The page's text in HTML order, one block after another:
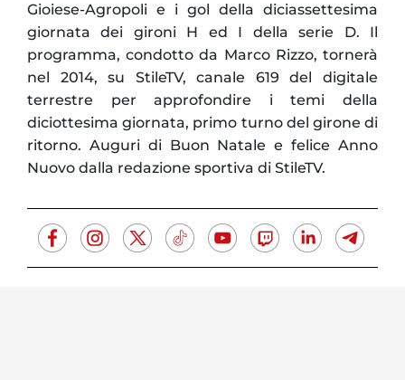
Gioiese-Agropoli e i gol della diciassettesima
giornata dei gironi H ed I della serie D. Il
programma, condotto da Marco Rizzo, tornerà
nel 2014, su StileTV, canale 619 del digitale
terrestre per approfondire i temi della
diciottesima giornata, primo turno del girone di
ritorno. Auguri di Buon Natale e felice Anno
Nuovo dalla redazione sportiva di StileTV.